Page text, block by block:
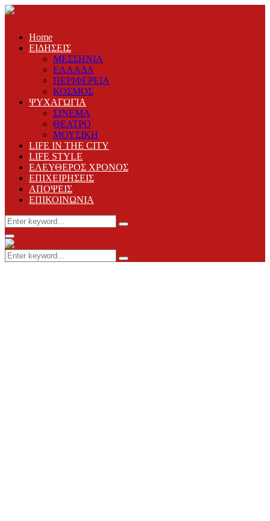
Home
ΕΙΔΗΣΕΙΣ
ΜΕΣΣΗΝΙΑ
ΕΛΛΑΔΑ
ΠΕΡΙΦΕΡΕΙΑ
ΚΟΣΜΟΣ
ΨΥΧΑΓΩΓΙΑ
ΣΙΝΕΜΑ
ΘΕΑΤΡΟ
ΜΟΥΣΙΚΗ
LIFE IN THE CITY
LIFE STYLE
ΕΛΕΥΘΕΡΟΣ ΧΡΟΝΟΣ
ΕΠΙΧΕΙΡΗΣΕΙΣ
ΑΠΟΨΕΙΣ
ΕΠΙΚΟΙΝΩΝΙΑ
Search
for:
Search
Primary
Menu
Search
for:
Search